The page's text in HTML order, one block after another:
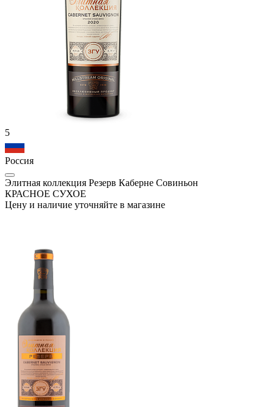
5
Россия
Элитная коллекция Резерв Каберне Совиньон
КРАСНОЕ СУХОЕ
Цену и наличие уточняйте в магазине